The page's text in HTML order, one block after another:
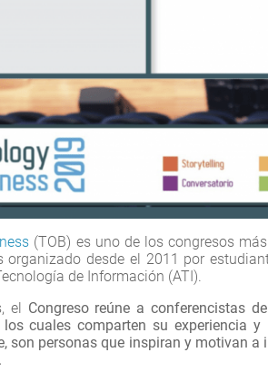
(TOB) es uno de los congresos
organizado desde el 2011 por
de Información (ATI).
el
Congreso reúne a conferencistas
los cuales comparten su experiencia
son personas que inspiran y motivan a